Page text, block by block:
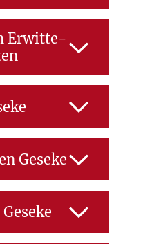
Erwitte-
Geseke